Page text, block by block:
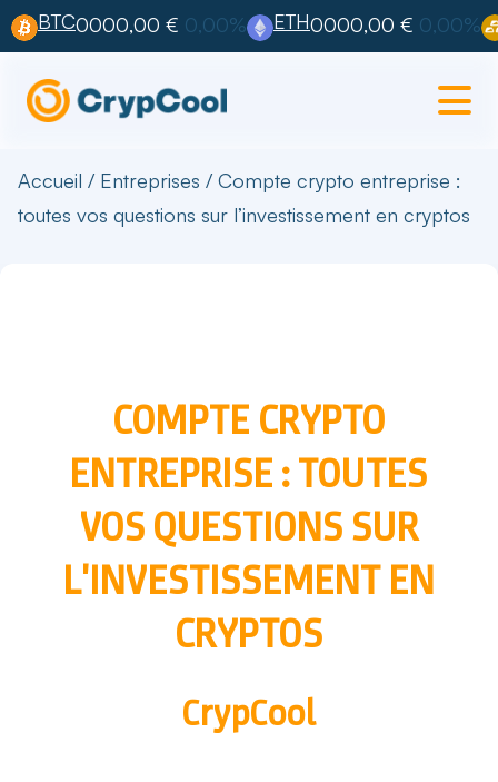
BTC0000,00 € 0,00% ETH0000,00 € 0,00%
Accueil / Entreprises / Compte crypto entreprise :
toutes vos questions sur l’investissement en cryptos
COMPTE CRYPTO
ENTREPRISE : TOUTES
VOS QUESTIONS SUR
L'INVESTISSEMENT EN
CRYPTOS
CrypCool